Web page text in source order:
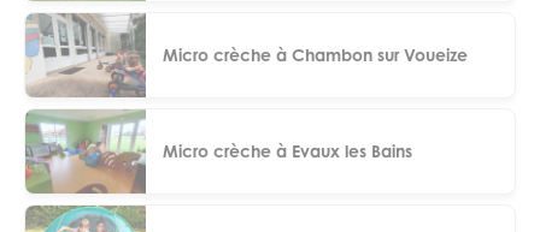
Micro crèche à Chambon sur Voueize
Micro crèche à Evaux les Bains